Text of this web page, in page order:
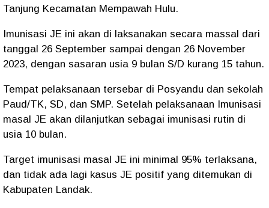
Tanjung Kecamatan Mempawah Hulu.
Imunisasi JE ini akan di laksanakan secara massal dari
tanggal 26 September sampai dengan 26 November
2023, dengan sasaran usia 9 bulan S/D kurang 15 tahun.
Tempat pelaksanaan tersebar di Posyandu dan sekolah
Paud/TK, SD, dan SMP. Setelah pelaksanaan Imunisasi
masal JE akan dilanjutkan sebagai imunisasi rutin di
usia 10 bulan.
Target imunisasi masal JE ini minimal 95% terlaksana,
dan tidak ada lagi kasus JE positif yang ditemukan di
Kabupaten Landak.